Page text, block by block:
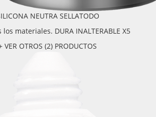
NEUTRA SELLATODO
materiales. DURA INALTERABLE X5
VER OTROS (2) PRODUCTOS